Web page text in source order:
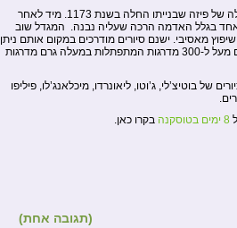
מגדל פיזה הוא מגדל הפעמונים של הקתדרלה של פיזה שבנייתו החלה בשנת 1173. מיד לאחר
בגלל האדמה הרכה שעליה נבנה. המגדל שוב
-2001 לאחר כ-12 שנים של שיפוץ מאסיבי. ישנם סיורים מודרכים במקום אותם ניתן
לקחת. למתכננים לעלות יש אתגר לא קטן עם מעל ל-300 מדרגות המתפתלות במעלה גרם מדרגות
של בוטיצ’לי, ג’וטו, ליאונרדו, מיכלאנג’לו, פיליפו
8 ימים בטוסקנה בקרו כאן.
(תגובה אחת)